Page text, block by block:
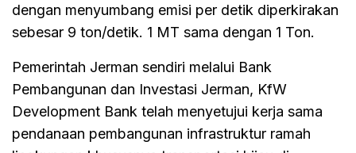
dengan menyumbang emisi per detik diperkirakan
sebesar 9 ton/detik. 1 MT sama dengan 1 Ton.
Pemerintah Jerman sendiri melalui Bank
Pembangunan dan Investasi Jerman, KfW
Development Bank telah menyetujui kerja sama
pendanaan pembangunan infrastruktur ramah